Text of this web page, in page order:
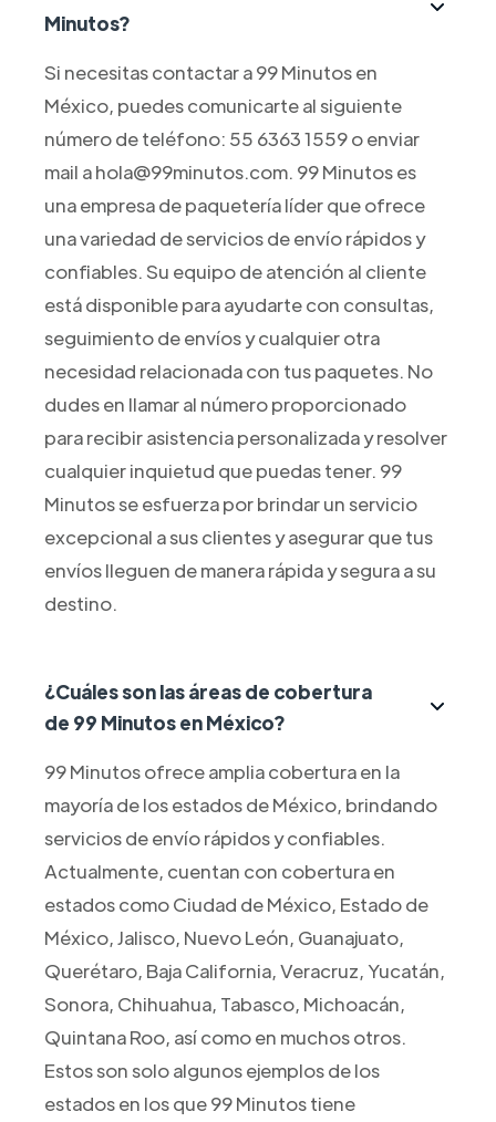
Minutos?
Si necesitas contactar a 99 Minutos en
México, puedes comunicarte al siguiente
número de teléfono: 55 6363 1559 o enviar
mail a hola@99minutos.com. 99 Minutos es
una empresa de paquetería líder que ofrece
una variedad de servicios de envío rápidos y
confiables. Su equipo de atención al cliente
está disponible para ayudarte con consultas,
seguimiento de envíos y cualquier otra
necesidad relacionada con tus paquetes. No
dudes en llamar al número proporcionado
para recibir asistencia personalizada y resolver
cualquier inquietud que puedas tener. 99
Minutos se esfuerza por brindar un servicio
excepcional a sus clientes y asegurar que tus
envíos lleguen de manera rápida y segura a su
destino.
¿Cuáles son las áreas de cobertura
de 99 Minutos en México?
99 Minutos ofrece amplia cobertura en la
mayoría de los estados de México, brindando
servicios de envío rápidos y confiables.
Actualmente, cuentan con cobertura en
estados como Ciudad de México, Estado de
México, Jalisco, Nuevo León, Guanajuato,
Querétaro, Baja California, Veracruz, Yucatán,
Sonora, Chihuahua, Tabasco, Michoacán,
Quintana Roo, así como en muchos otros.
Estos son solo algunos ejemplos de los
estados en los que 99 Minutos tiene